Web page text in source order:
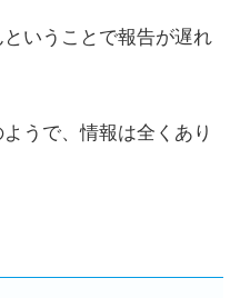
いうことで報告が遅れ
うで、情報は全くあり